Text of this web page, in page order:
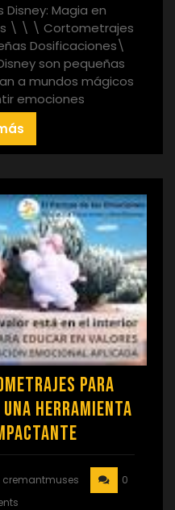
Magia en
\ \ \ Cortometrajes
Dosificaciones\
son pequeñas
a mundos mágicos
emociones
para
Herramienta
cremantmuses
0